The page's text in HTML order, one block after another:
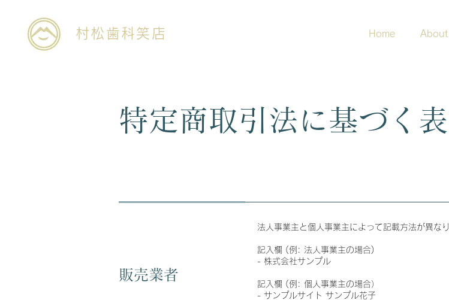
村松歯科笑店 Home
特定商取引法に基づく表
販売業者
法人事業主と個人事業主によって記載方法が異な
記入欄 (例: 法人事業主の場合)
- 株式会社サンプル
記入欄 (例: 個人事業主の場合）
- サンプルサイト サンプル花子